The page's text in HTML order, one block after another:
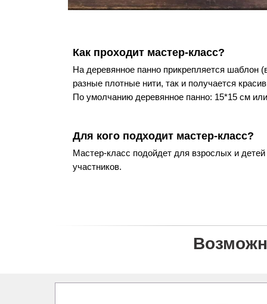
Как проходит мастер-класс?
На деревянное панно прикрепляется шаблон
разные плотные нити, так и получается
По умолчанию деревянное панно: 15*15 см
Для кого подходит мастер-класс?
Мастер-класс подойдет для взрослых и
участников.